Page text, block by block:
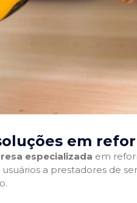
em
especializada em
a prestadores de